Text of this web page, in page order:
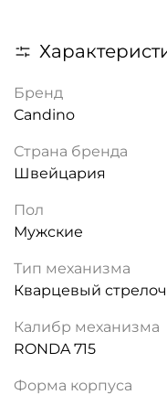
Бренд
Candino
Страна бренда
Швейцария
Пол
Мужские
Тип механизма
Кварцевый
Калибр механизма
RONDA 715
Форма корпуса